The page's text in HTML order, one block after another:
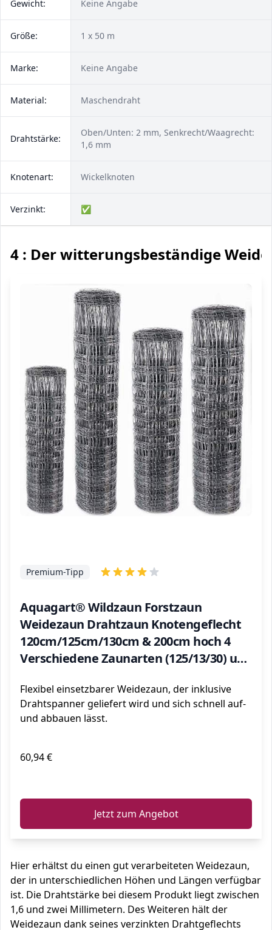
Gewicht: Keine Angabe
Größe: 1 x 50 m
Marke: Keine Angabe
Material: Maschendraht
Drahtstärke:
Oben/Unten: 2 mm, Senkrecht/Waagrecht:
1,6 mm
Knotenart: Wickelknoten
Verzinkt: ✅
4 : Der witterungsbeständige
Aquagart® Wildzaun Forstzaun
Weidezaun Drahtzaun Knotengeflecht
120cm/125cm/130cm & 200cm hoch 4
Verschiedene Zaunarten (125/13/30) und
Premium-Tipp
Flexibel einsetzbarer Weidezaun, der inklusive
Drahtspanner geliefert wird und sich schnell auf-
und abbauen lässt.
60,94 €
Jetzt zum Angebot
Hier erhältst du einen gut verarbeiteten Weidezaun,
der in unterschiedlichen Höhen und Längen verfügbar
ist. Die Drahtstärke bei diesem Produkt liegt zwischen
1,6 und zwei Millimetern. Des Weiteren hält der
Weidezaun dank seines verzinkten Drahtgeflechts